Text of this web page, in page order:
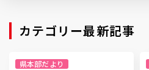
カテゴリー最新記事
県本部だより